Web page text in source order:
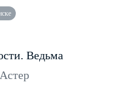
Ведьма